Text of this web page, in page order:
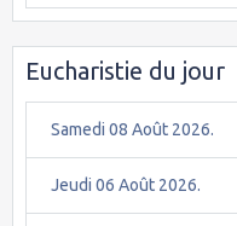
Eucharistie du jour
Samedi 08 Août 2026.
Jeudi 06 Août 2026.